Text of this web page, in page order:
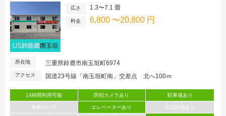
広さ 1.3〜7.1 畳
料金 6,800 〜20,800 円
所在地 三重県鈴鹿市南玉垣町6974
アクセス 国道23号線「南玉垣町南」交差点 北へ100ｍ
24時間利用可能 防犯カメラあり 駐車場あり
車横付け可 エレベーターあり 空調設備あり